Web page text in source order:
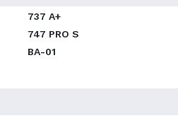
737 A+
747 PRO S
BA-01